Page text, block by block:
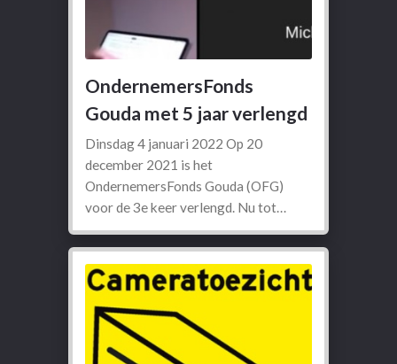
OndernemersFonds
Gouda met 5 jaar verlengd
Dinsdag 4 januari 2022 Op 20
december 2021 is het
OndernemersFonds Gouda (OFG)
voor de 3e keer verlengd. Nu tot…